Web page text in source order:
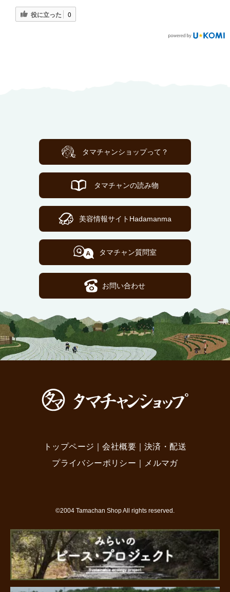
役に立った 0
タマチャンショップって？
タマチャンの読み物
美容情報サイトHadamanma
タマチャン質問室
お問い合わせ
トップページ ｜会社概要
決済・配送
プライバシーポリシー
メルマガ
©2004 Tamachan Shop All rights reserved.